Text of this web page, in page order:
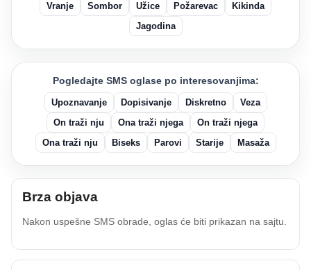
Vranje
Sombor Užice Požarevac
Kikinda
Jagodina
Pogledajte SMS oglase po interesovanjima:
Upoznavanje Dopisivanje Diskretno
Veza
On traži nju
Ona traži njega
On traži njega
Ona traži nju
Biseks Parovi Starije Masaža
Brza objava
Nakon uspešne SMS obrade, oglas će biti prikazan na sajtu.